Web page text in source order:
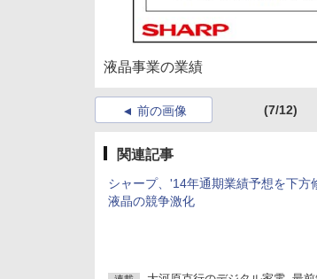
液晶事業の業績
前の画像 (7/12)
関連記事
シャープ、'14年通期業績予想を下方
液晶の競争激化